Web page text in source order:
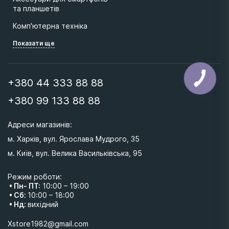
та планшетів
Комп'ютерна техніка
Показати ще
+380 44 333 88 88
+380 99 133 88 88
Адреси магазинів:
м. Харків, вул. Ярослава Мудрого, 35
м. Київ, вул. Велика Васильківська, 95
Режим роботи:
• Пн- ПТ: 10:00 – 19:00
• Сб: 10:00 – 18:00
• Нд: вихідний
Xstore1982@gmail.com